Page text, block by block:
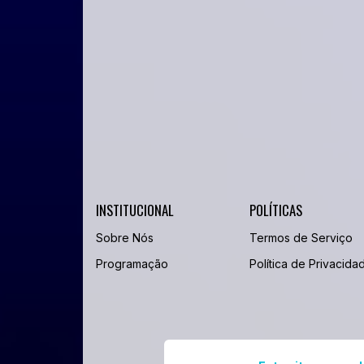
INSTITUCIONAL
Sobre Nós
Programação
POLÍTICAS
Termos de Serviço
Política de